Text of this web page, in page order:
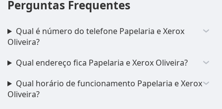
Perguntas Frequentes
Qual é número do telefone Papelaria e Xerox
Oliveira?
Qual endereço fica Papelaria e Xerox Oliveira?
Qual horário de funcionamento Papelaria e Xerox
Oliveira?